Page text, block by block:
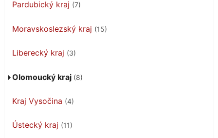
Pardubický kraj (7)
Moravskoslezský kraj (15)
Liberecký kraj (3)
Olomoucký kraj (8)
Kraj Vysočina (4)
Ústecký kraj (11)